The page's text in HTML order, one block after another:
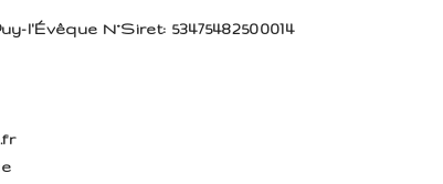
l'Évêque N°Siret: 53475482500014